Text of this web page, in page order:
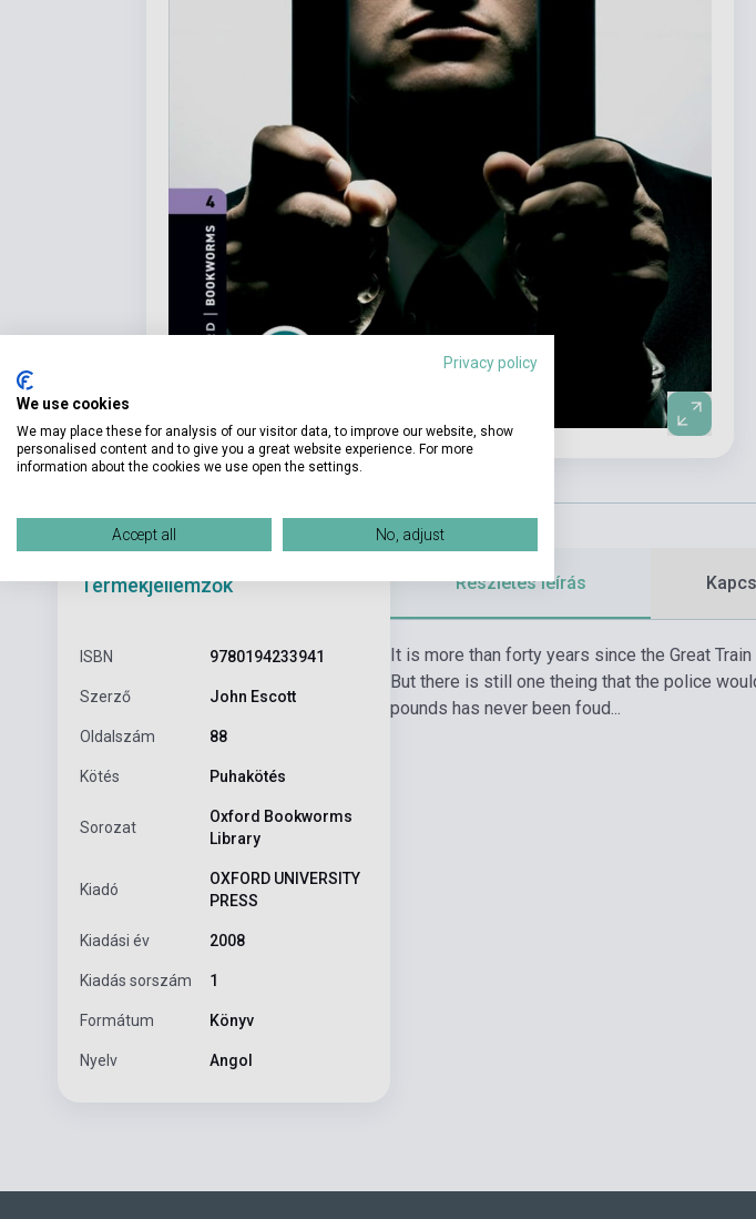
Termékjellemzők
ISBN 9780194233941
Szerző John Escott
Oldalszám 88
Kötés Puhakötés
Sorozat
Oxford Bookworms
Library
Kiadó
OXFORD UNIVERSITY
PRESS
Kiadási év 2008
Kiadás sorszám 1
Formátum Könyv
Nyelv Angol
Részletes leírás
It is more than forty years since the Great
But there is still one theing that the police
pounds has never been foud...
Privacy policy
We use cookies
We may place these for analysis of our visitor data, to improve our website, show
personalised content and to give you a great website experience. For more
information about the cookies we use open the settings.
Accept all No, adjust